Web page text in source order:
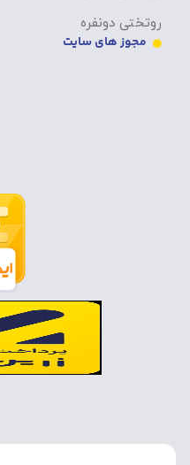
روتختی دونفره
مجوز های سایت